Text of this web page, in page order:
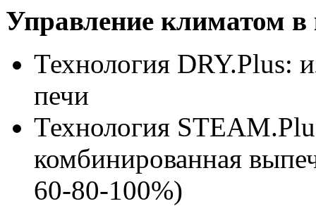
Управление климатом в
Технология DRY.Plus:
печи
Технология
комбинированная
60-80-100%)